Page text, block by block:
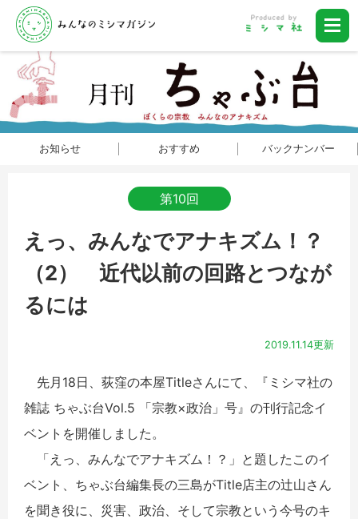
お知らせ おすすめ バックナンバー
第10回
えっ、みんなでアナキズム！？
（2） 近代以前の回路とつなが
るには
2019.11.14更新
先月18日、荻窪の本屋Titleさんにて、『ミシマ社の
雑誌 ちゃぶ台Vol.5 「宗教×政治」号』の刊行記念イ
ベントを開催しました。
「えっ、みんなでアナキズム！？」と題したこのイ
ベント、ちゃぶ台編集長の三島がTitle店主の辻山さん
を聞き役に、災害、政治、そして宗教という今号のキ